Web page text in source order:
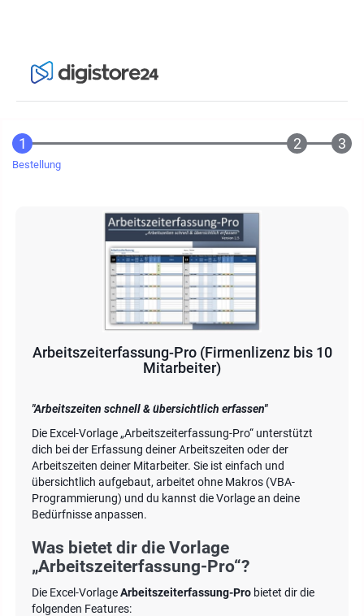
Bestellung
Arbeitszeiterfassung-Pro (Firmenlizenz bis 10
Mitarbeiter)
"Arbeitszeiten schnell & übersichtlich erfassen"
Die Excel-Vorlage „Arbeitszeiterfassung-Pro“ unterstützt
dich bei der Erfassung deiner Arbeitszeiten oder der
Arbeitszeiten deiner Mitarbeiter. Sie ist einfach und
übersichtlich aufgebaut, arbeitet ohne Makros (VBA-
Programmierung) und du kannst die Vorlage an deine
Bedürfnisse anpassen.
Was bietet dir die Vorlage
„Arbeitszeiterfassung-Pro“?
Die Excel-VorlageArbeitszeiterfassung-Pro bietet dir die
folgenden Features: